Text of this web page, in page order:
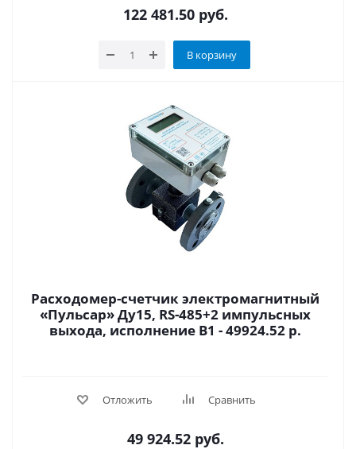
122 481.50руб.
В корзину
Расходомер-счетчик электромагнитный
«Пульсар» Ду15, RS-485+2 импульсных
выхода, исполнение В1 - 49924.52 р.
Отложить Сравнить
49 924.52руб.